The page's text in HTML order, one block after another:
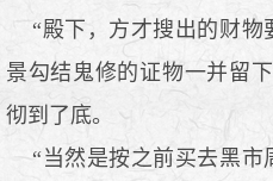
“殿下，方才搜出的财物
景勾结鬼修的证物一并留
彻到了底。
“当然是按之前买去黑市